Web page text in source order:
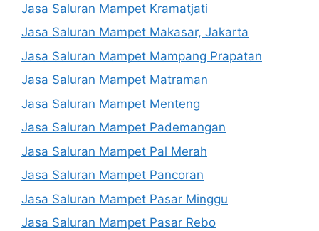
Jasa Saluran Mampet Kramatjati
Jasa Saluran Mampet Makasar, Jakarta
Jasa Saluran Mampet Mampang Prapatan
Jasa Saluran Mampet Matraman
Jasa Saluran Mampet Menteng
Jasa Saluran Mampet Pademangan
Jasa Saluran Mampet Pal Merah
Jasa Saluran Mampet Pancoran
Jasa Saluran Mampet Pasar Minggu
Jasa Saluran Mampet Pasar Rebo